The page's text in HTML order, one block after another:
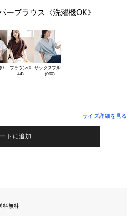
ーブラウス《洗濯機OK》
ブラウン(0
44)
サックスブル
サイズ詳細を見る
トに追加
料無料